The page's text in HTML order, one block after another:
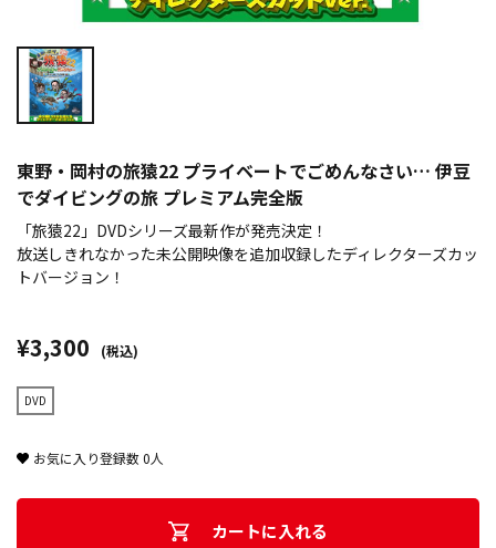
東野・岡村の旅猿22 プライベートでごめんなさい… 伊豆
でダイビングの旅 プレミアム完全版
「旅猿22」DVDシリーズ最新作が発売決定！
放送しきれなかった未公開映像を追加収録したディレクターズカッ
トバージョン！
¥3,300 (税込)
DVD
お気に入り登録数0人
カートに入れる